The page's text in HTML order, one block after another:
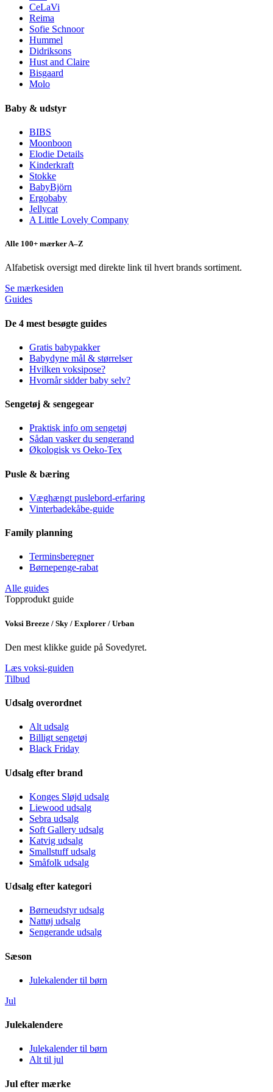
CeLaVi
Reima
Sofie Schnoor
Hummel
Didriksons
Hust and Claire
Bisgaard
Molo
Baby & udstyr
BIBS
Moonboon
Elodie Details
Kinderkraft
Stokke
BabyBjörn
Ergobaby
Jellycat
A Little Lovely Company
Alle 100+ mærker A–Z
Alfabetisk oversigt med direkte link til hvert brands sortiment.
Se mærkesiden
Guides
De 4 mest besøgte guides
Gratis babypakker
Babydyne mål & størrelser
Hvilken voksipose?
Hvornår sidder baby selv?
Sengetøj & sengegear
Praktisk info om sengetøj
Sådan vasker du sengerand
Økologisk vs Oeko-Tex
Pusle & bæring
Væghængt puslebord-erfaring
Vinterbadekåbe-guide
Family planning
Terminsberegner
Børnepenge-rabat
Alle guides
Topprodukt guide
Voksi Breeze / Sky / Explorer / Urban
Den mest klikke guide på Sovedyret.
Læs voksi-guiden
Tilbud
Udsalg overordnet
Alt udsalg
Billigt sengetøj
Black Friday
Udsalg efter brand
Konges Sløjd udsalg
Liewood udsalg
Sebra udsalg
Soft Gallery udsalg
Katvig udsalg
Smallstuff udsalg
Småfolk udsalg
Udsalg efter kategori
Børneudstyr udsalg
Nattøj udsalg
Sengerande udsalg
Sæson
Julekalender til børn
Jul
Julekalendere
Julekalender til børn
Alt til jul
Jul efter mærke